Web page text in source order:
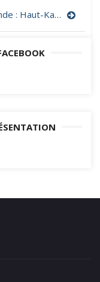
Le Monde : Haut-Karabakh : des bombes à sous-munitions, pourtant interdites, ont été utilisées, selon Amnesty